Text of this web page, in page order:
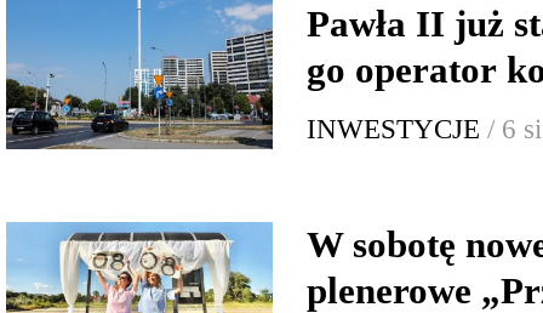
Pawła II już
go operator
INWESTYCJE / 6
W sobotę
plenerowe